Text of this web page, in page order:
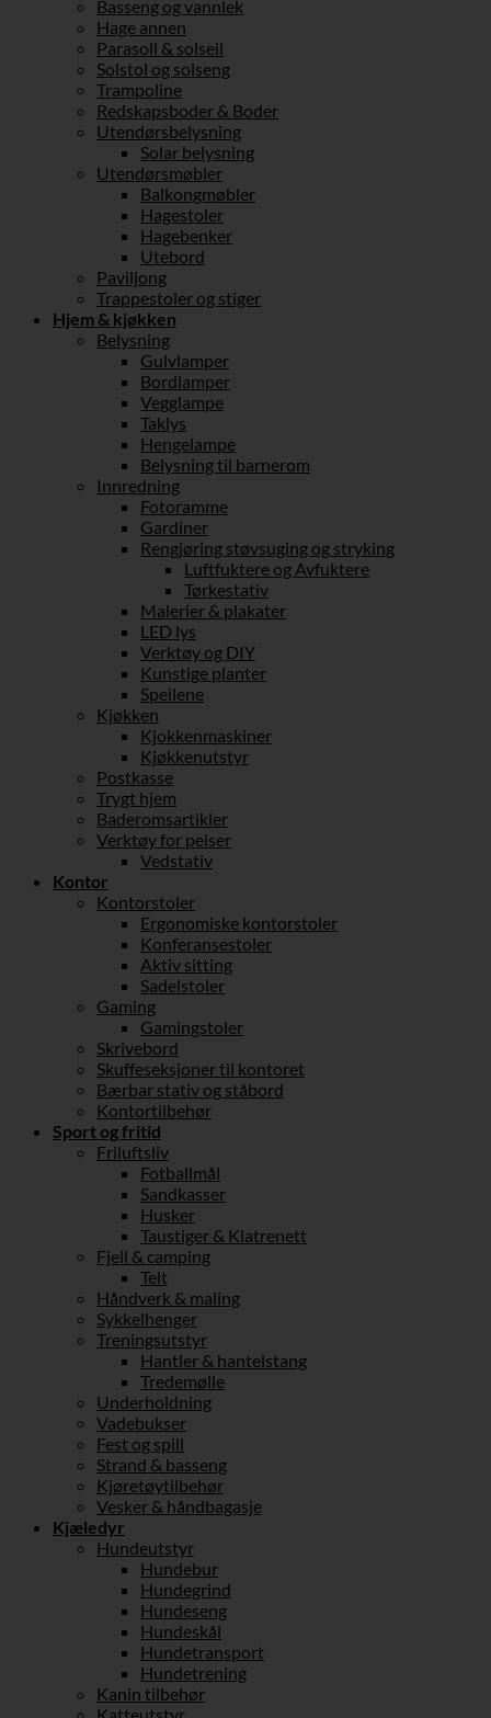
Basseng og vannlek
Hage annen
Parasoll & solseil
Solstol og solseng
Trampoline
Redskapsboder & Boder
Utendørsbelysning
Solar belysning
Utendørsmøbler
Balkongmøbler
Hagestoler
Hagebenker
Utebord
Paviljong
Trappestoler og stiger
Hjem & kjøkken
Belysning
Gulvlamper
Bordlamper
Vegglampe
Taklys
Hengelampe
Belysning til barnerom
Innredning
Fotoramme
Gardiner
Rengjøring støvsuging og stryking
Luftfuktere og Avfuktere
Tørkestativ
Malerier & plakater
LED lys
Verktøy og DIY
Kunstige planter
Speilene
Kjøkken
Kjokkenmaskiner
Kjøkkenutstyr
Postkasse
Trygt hjem
Baderomsartikler
Verktøy for peiser
Vedstativ
Kontor
Kontorstoler
Ergonomiske kontorstoler
Konferansestoler
Aktiv sitting
Sadelstoler
Gaming
Gamingstoler
Skrivebord
Skuffeseksjoner til kontoret
Bærbar stativ og ståbord
Kontortilbehør
Sport og fritid
Friluftsliv
Fotballmål
Sandkasser
Husker
Taustiger & Klatrenett
Fjell & camping
Telt
Håndverk & maling
Sykkelhenger
Treningsutstyr
Hantler & hantelstang
Tredemølle
Underholdning
Vadebukser
Fest og spill
Strand & basseng
Kjøretøytilbehør
Vesker & håndbagasje
Kjæledyr
Hundeutstyr
Hundebur
Hundegrind
Hundeseng
Hundeskål
Hundetransport
Hundetrening
Kanin tilbehør